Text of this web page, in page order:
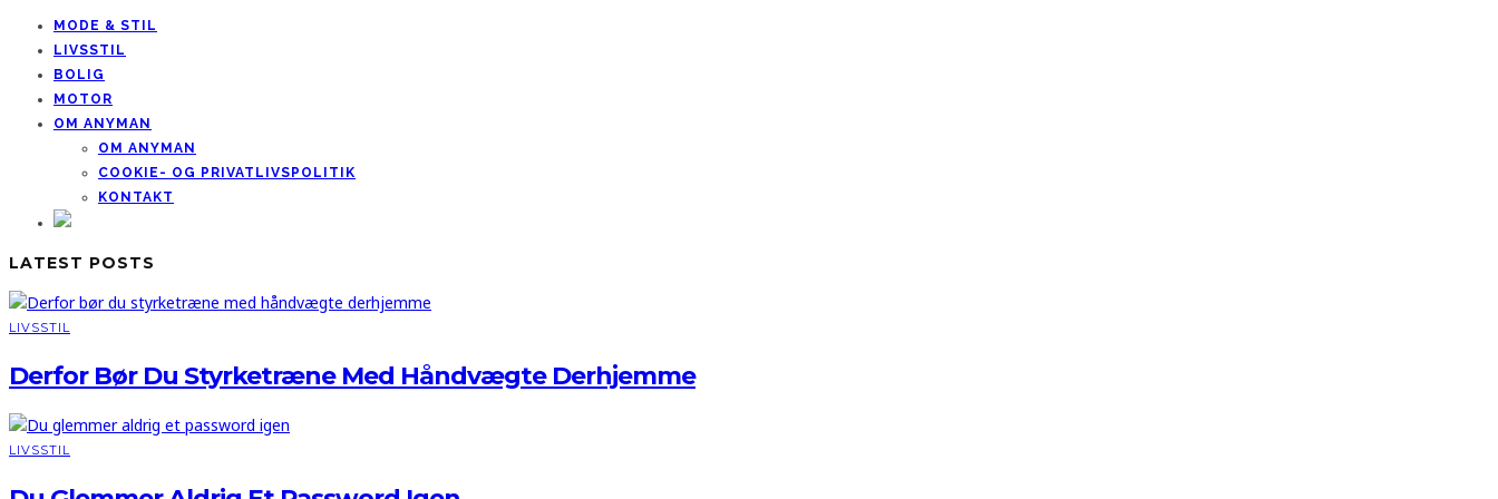
MODE & STIL
LIVSSTIL
BOLIG
MOTOR
OM ANYMAN
OM ANYMAN
COOKIE- OG PRIVATLIVSPOLITIK
KONTAKT
LATEST POSTS
LIVSSTIL
Derfor Bør Du Styrketræne Med Håndvægte Derhjemme
LIVSSTIL